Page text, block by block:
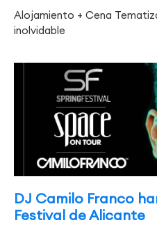
Alojamiento + Cena
inolvidable
DJ Camilo Franco
Festival de Alicante